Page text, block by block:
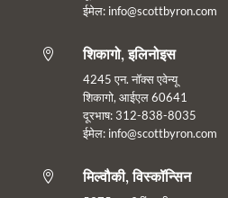
ईमेल: info@scottbyron.com
 शिकागो, इलिनोइस
4245 एन. नॉक्स एवेन्यू
शिकागो, आईएल 60641
दूरभाष: 312-838-8035
ईमेल: info@scottbyron.com
 मिल्वौकी, विस्कॉन्सिन